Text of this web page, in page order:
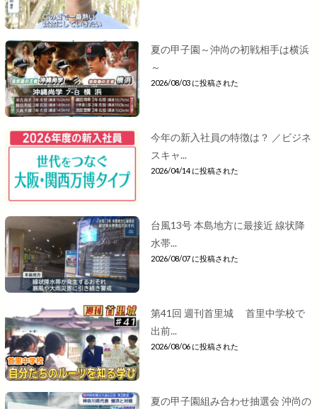
夏の甲子園～沖尚の初戦相手は横浜
～
2026/08/03 に投稿された
今年の新入社員の特徴は？ ／ビジネ
スキャ...
2026/04/14 に投稿された
台風13号 本島地方に最接近 線状降
水帯...
2026/08/07 に投稿された
第41回 週刊首里城 首里中学校で
出前...
2026/08/06 に投稿された
夏の甲子園組み合わせ抽選会 沖尚の